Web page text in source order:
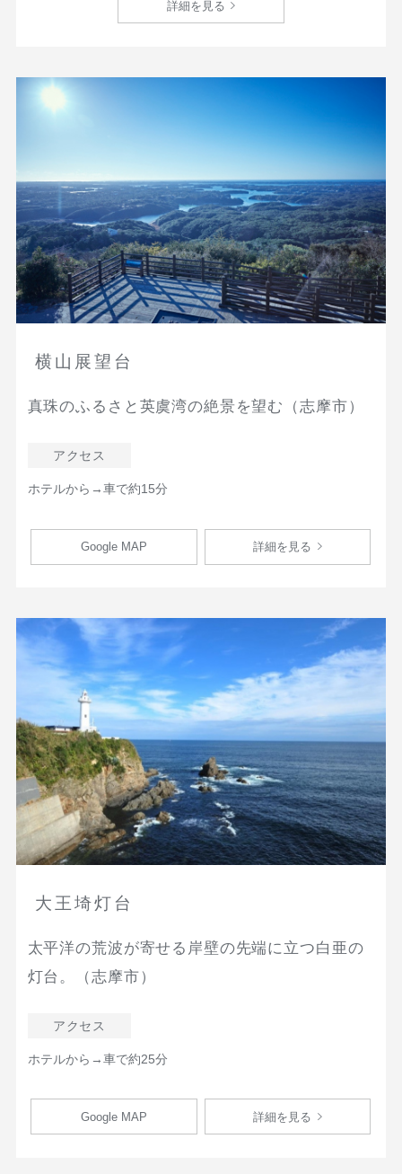
詳細を見る
横山展望台
真珠のふるさと英虞湾の絶景を望む（志摩市）
アクセス
ホテルから→車で約15分
Google MAP 詳細を見る
大王埼灯台
太平洋の荒波が寄せる岸壁の先端に立つ白亜の
灯台。（志摩市）
アクセス
ホテルから→車で約25分
Google MAP 詳細を見る